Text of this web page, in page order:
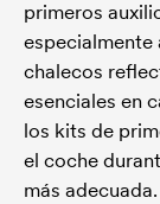
primeros
especialmente
chalecos
esenciales en
los kits de
el coche
más